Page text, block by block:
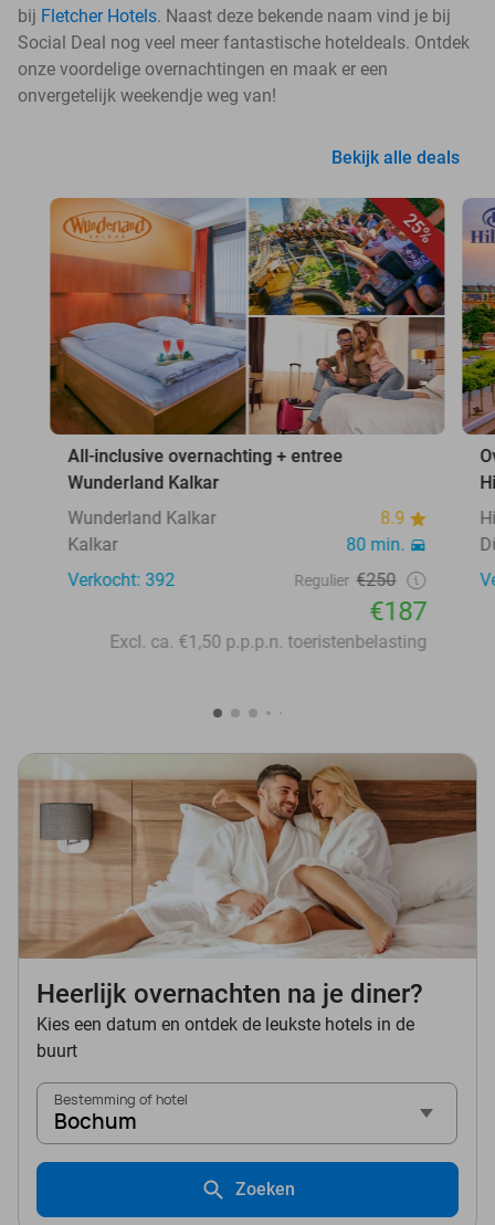
bij Fletcher Hotels. Naast deze bekende naam vind je bij
Social Deal nog veel meer fantastische hoteldeals. Ontdek
onze voordelige overnachtingen en maak er een
onvergetelijk weekendje weg van!
Bekijk alle deals
25%
All-inclusive overnachting + entree
Wunderland Kalkar
Wunderland Kalkar
8.9
Kalkar
80 min.
Verkocht: 392
Regulier €250
€187
Excl. ca. €1,50 p.p.p.n. toeristenbelasting
Heerlijk overnachten na je diner?
Kies een datum en ontdek de leukste hotels in de
buurt
Bestemming of hotel
Bochum
Zoeken